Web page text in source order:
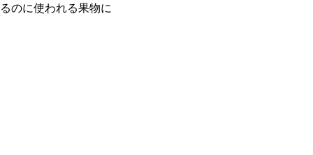
のに使われる果物に